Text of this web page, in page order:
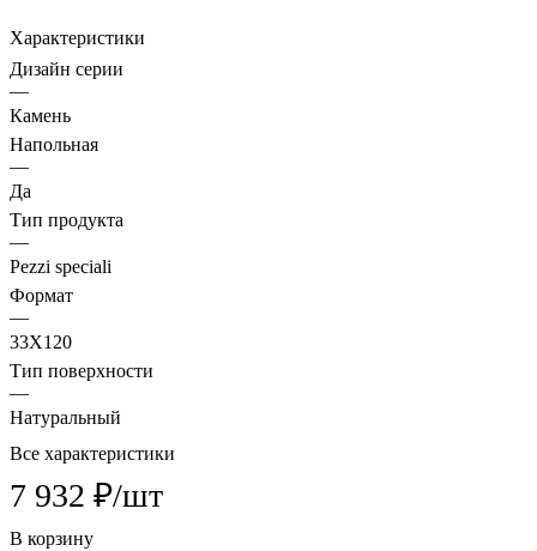
Характеристики
Дизайн серии
—
Камень
Напольная
—
Да
Тип продукта
—
Pezzi speciali
Формат
—
33X120
Тип поверхности
—
Натуральный
Все характеристики
7 932 ₽/шт
В корзину